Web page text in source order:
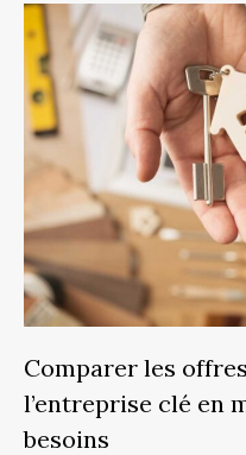
Comparer les
l’entreprise clé en
besoins